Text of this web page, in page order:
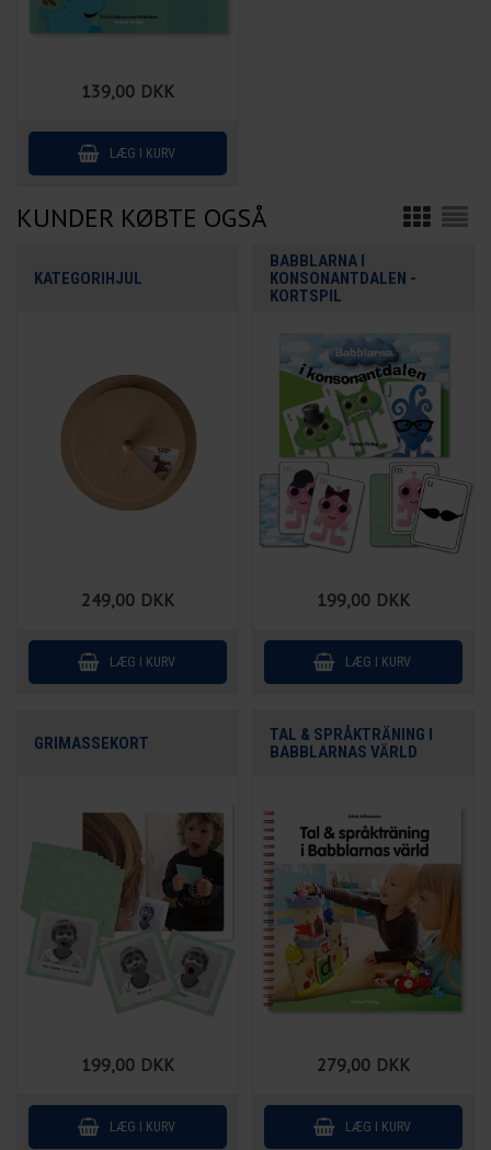
139,00 DKK
KUNDER KØBTE OGSÅ
KATEGORIHJUL
249,00 DKK
BABBLARNA I
KONSONANTDALEN -
KORTSPIL
199,00 DKK
GRIMASSEKORT
199,00 DKK
TAL & SPRÅKTRÄNING I
BABBLARNAS VÄRLD
279,00 DKK